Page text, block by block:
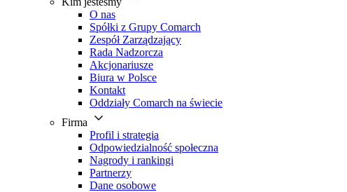
O nas
Spółki z Grupy Comarch
Zespół Zarządzający
Rada Nadzorcza
Akcjonariusze
Biura w Polsce
Kontakt
Oddziały Comarch na świecie
Firma
Profil i strategia
Odpowiedzialność społeczna
Nagrody i rankingi
Partnerzy
Dane osobowe